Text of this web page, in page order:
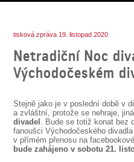
tisková zpráva 19. listopad 2020
Netradiční Noc
Východočeském
Stejně jako je v poslední době v
a zvláštní, protože se nehraje,
divadel . Bude se totiž konat bez
fanoušci Východočeského
v přímém přenosu na
bude zahájeno v sobotu 21.